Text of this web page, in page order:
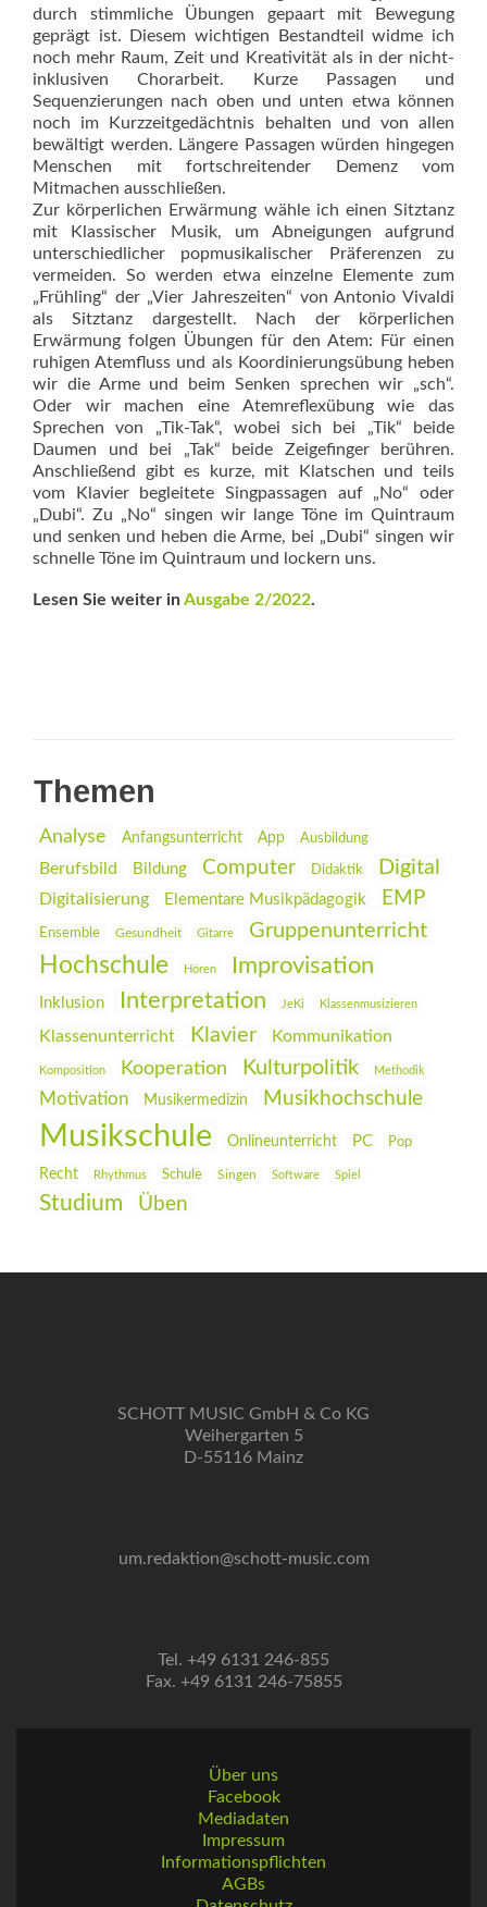
durch stimmliche Übungen gepaart mit Bewegung
geprägt ist. Diesem wichtigen Bestandteil widme ich
noch mehr Raum, Zeit und Kreativität als in der nicht-
inklusiven Chorarbeit. Kurze Passagen und
Sequenzierungen nach oben und unten etwa können
noch im Kurzzeitgedächtnis behalten und von allen
bewältigt werden. Längere Passagen würden hingegen
Menschen mit fortschreitender Demenz vom
Mitmachen ausschließen.
Zur körperlichen Erwärmung wähle ich einen Sitztanz
mit Klassischer Musik, um Abneigungen aufgrund
unterschiedlicher popmusikalischer Präferenzen zu
vermeiden. So werden etwa einzelne Elemente zum
„Frühling“ der „Vier Jahreszeiten“ von Antonio Vivaldi
als Sitztanz dargestellt. Nach der körperlichen
Erwärmung folgen Übungen für den Atem: Für einen
ruhigen Atemfluss und als Koordinierungsübung heben
wir die Arme und beim Senken sprechen wir „sch“.
Oder wir machen eine Atemreflexübung wie das
Sprechen von „Tik-Tak“, wobei sich bei „Tik“ beide
Daumen und bei „Tak“ beide Zeigefinger berühren.
Anschließend gibt es kurze, mit Klatschen und teils
vom Klavier begleitete Singpassagen auf „No“ oder
„Dubi“. Zu „No“ singen wir lange Töne im Quintraum
und senken und heben die Arme, bei „Dubi“ singen wir
schnelle Töne im Quint­raum und lockern uns.
Lesen Sie weiter inAusgabe 2/2022.
Themen
Analyse Anfangsunterricht App Ausbildung
Berufsbild Bildung Computer Didaktik Digital
Digitalisierung Elementare Musikpädagogik EMP
Ensemble Gesundheit Gitarre Gruppenunterricht
Hochschule Hören Improvisation
Inklusion Interpretation JeKi Klassenmusizieren
Klassenunterricht Klavier Kommunikation
Komposition Kooperation Kulturpolitik Methodik
Motivation Musikermedizin Musikhochschule
Musikschule Onlineunterricht PC Pop
Recht Rhythmus Schule Singen Software Spiel
Studium Üben
SCHOTT MUSIC GmbH & Co KG
Weihergarten 5
D-55116 Mainz
um.redaktion@schott-music.com
Tel. +49 6131 246-855
Fax. +49 6131 246-75855
Über uns
Facebook
Mediadaten
Impressum
Informationspflichten
AGBs